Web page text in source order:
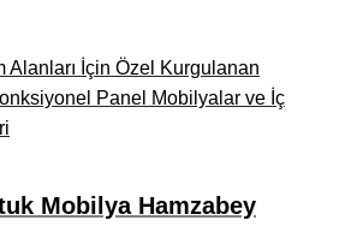
Alanları İçin Özel Kurgulanan
Panel Mobilyalar ve İç
Mobilya Hamzabey